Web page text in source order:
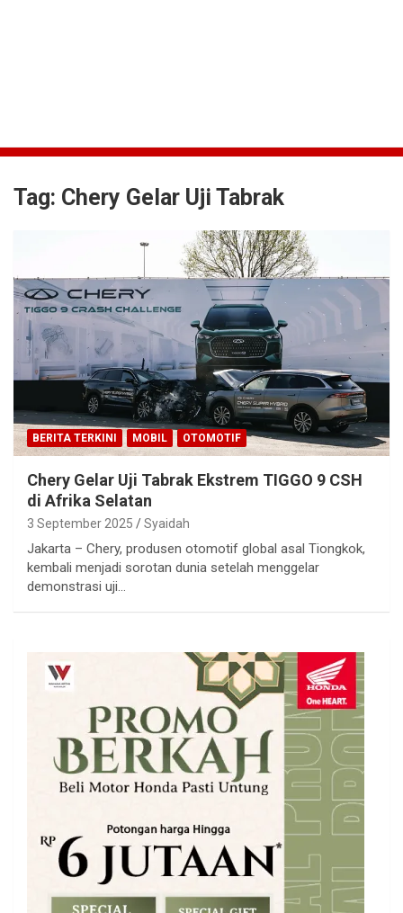
Tag: Chery Gelar Uji Tabrak
BERITA TERKINI MOBIL OTOMOTIF
Chery Gelar Uji Tabrak Ekstrem TIGGO 9 CSH
di Afrika Selatan
3 September 2025 Syaidah
Jakarta – Chery, produsen otomotif global asal Tiongkok,
kembali menjadi sorotan dunia setelah menggelar
demonstrasi uji…